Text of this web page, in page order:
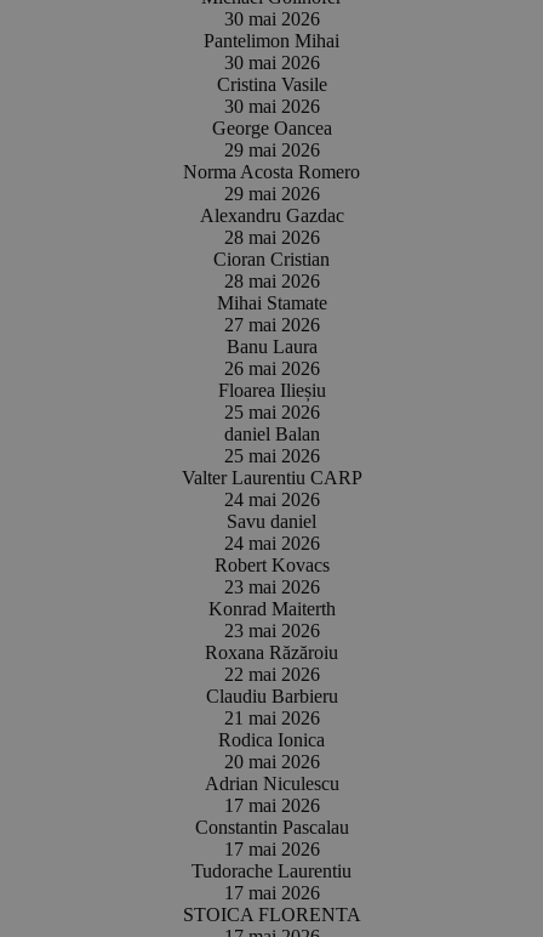
30 mai 2026
Pantelimon Mihai
30 mai 2026
Cristina Vasile
30 mai 2026
George Oancea
29 mai 2026
Norma Acosta Romero
29 mai 2026
Alexandru Gazdac
28 mai 2026
Cioran Cristian
28 mai 2026
Mihai Stamate
27 mai 2026
Banu Laura
26 mai 2026
Floarea Ilieșiu
25 mai 2026
daniel Balan
25 mai 2026
Valter Laurentiu CARP
24 mai 2026
Savu daniel
24 mai 2026
Robert Kovacs
23 mai 2026
Konrad Maiterth
23 mai 2026
Roxana Răzăroiu
22 mai 2026
Claudiu Barbieru
21 mai 2026
Rodica Ionica
20 mai 2026
Adrian Niculescu
17 mai 2026
Constantin Pascalau
17 mai 2026
Tudorache Laurentiu
17 mai 2026
STOICA FLORENTA